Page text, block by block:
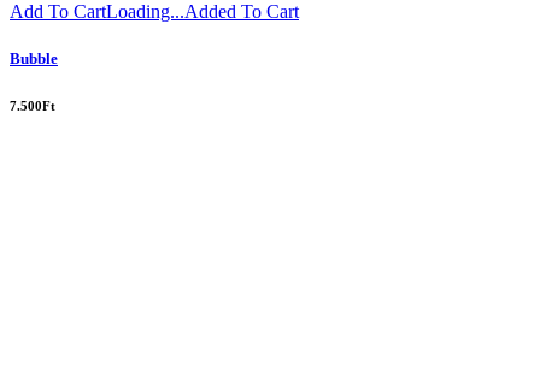
Add To CartLoading...Added To Cart
Bubble
7.500Ft